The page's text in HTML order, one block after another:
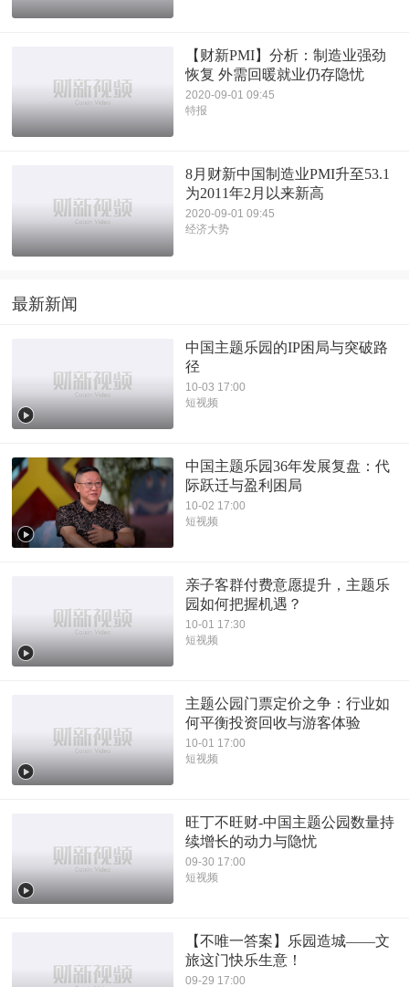
【财新PMI】分析：制造业强劲
恢复 外需回暖就业仍存隐忧
2020-09-01 09:45
特报
8月财新中国制造业PMI升至53.1
为2011年2月以来新高
2020-09-01 09:45
经济大势
最新新闻
中国主题乐园的IP困局与突破路
径
10-03 17:00
短视频
中国主题乐园36年发展复盘：代
际跃迁与盈利困局
10-02 17:00
短视频
亲子客群付费意愿提升，主题乐
园如何把握机遇？
10-01 17:30
短视频
主题公园门票定价之争：行业如
何平衡投资回收与游客体验
10-01 17:00
短视频
旺丁不旺财-中国主题公园数量持
续增长的动力与隐忧
09-30 17:00
短视频
【不唯一答案】乐园造城——文
旅这门快乐生意！
09-29 17:00